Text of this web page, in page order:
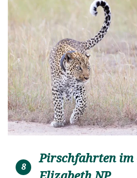
8
Pirschfahrten im